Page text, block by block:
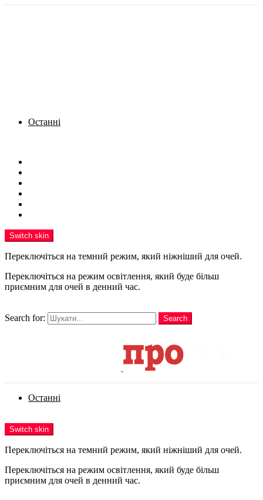
Останні
Switch skin
Переключіться на темний режим, який ніжніший для очей.
Переключіться на режим освітлення, який буде більш
приємним для очей в денний час.
Search for:
Search
Останні
Switch skin
Переключіться на темний режим, який ніжніший для очей.
Переключіться на режим освітлення, який буде більш
приємним для очей в денний час.